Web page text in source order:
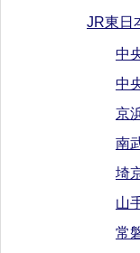
JR東日
中
中
京
南
埼
山
常